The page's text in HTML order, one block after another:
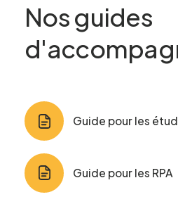
Nos guides
Guide pour les
Guide pour les RPA
Formulaire
d'intérêt
Le CCEG et ses partenaires
régulièrement à la